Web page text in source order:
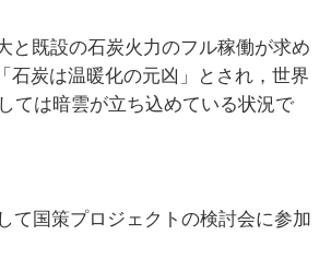
と既設の石炭火力のフル稼働が求め
石炭は温暖化の元凶」とされ，世界
ては暗雲が立ち込めている状況で
て国策プロジェクトの検討会に参加